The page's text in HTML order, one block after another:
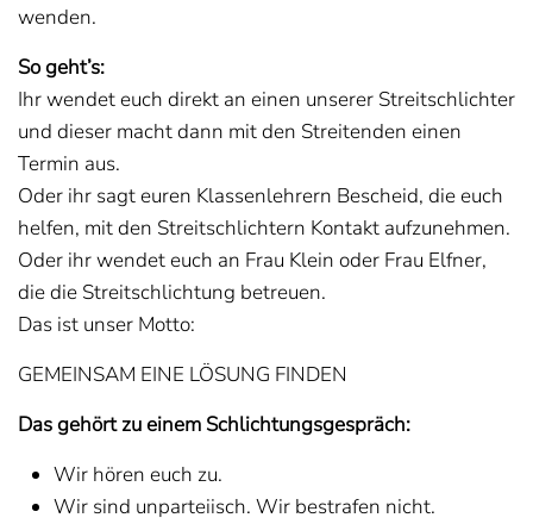
wenden.
So geht’s:
Ihr wendet euch direkt an einen unserer Streitschlichter
und dieser macht dann mit den Streitenden einen
Termin aus.
Oder ihr sagt euren Klassenlehrern Bescheid, die euch
helfen, mit den Streitschlichtern Kontakt aufzunehmen.
Oder ihr wendet euch an Frau Klein oder Frau Elfner,
die die Streitschlichtung betreuen.
Das ist unser Motto:
GEMEINSAM EINE LÖSUNG FINDEN
Das gehört zu einem Schlichtungsgespräch:
Wir hören euch zu.
Wir sind unparteiisch. Wir bestrafen nicht.